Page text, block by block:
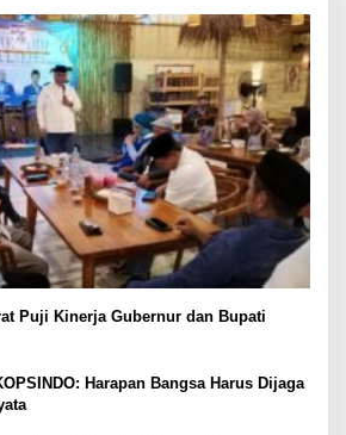
Puji Kinerja Gubernur dan Bupati
Harapan Bangsa Harus Dijaga